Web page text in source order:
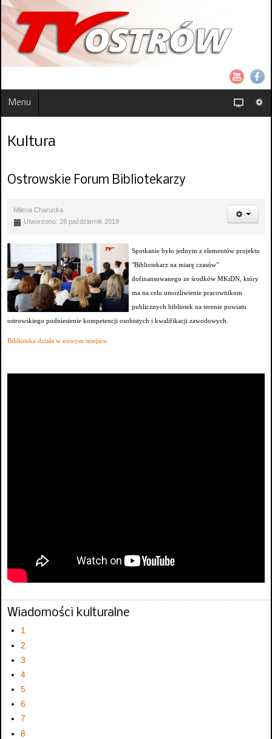
Menu
Kultura
Ostrowskie Forum Bibliotekarzy
Milena Charucka
Utworzono: 28 październik 2019
Spotkanie było jednym z elementów projektu
"Bibliotekarz na miarę czasów"
dofinansowanego ze środków MKiDN, który
ma na celu umożliwienie pracownikom
publicznych bibliotek na terenie powiatu
ostrowskiego podniesienie kompetencji osobistych i kwalifikacji zawodowych.
Biblioteka działa w nowym miejscu
Wiadomości kulturalne
1
2
3
4
5
6
7
8